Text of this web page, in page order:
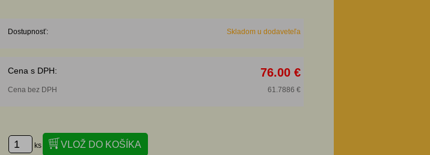
Dostupnosť: Skladom u dodaveteľa
Cena s DPH: 76.00 €
Cena bez DPH 61.7886 €
ks